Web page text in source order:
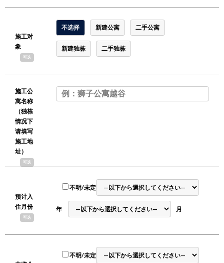
施工对
象
可选
不选择 新建公寓 二手公寓
新建独栋 二手独栋
施工公
寓名称
（独栋
情况下
请填写
施工地
址）
可选
预计入
住月份
可选
不明/未定
年 月
不明/未定